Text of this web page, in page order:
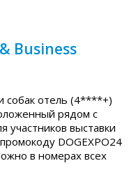
Business
собак отель (4****+)
рядом с
участников выставки
DOGEXPO24
в номерах всех